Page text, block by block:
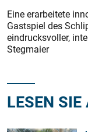
Eine erarbeitete
Gastspiel des
eindrucksvoller,
Stegmaier
LESEN SIE